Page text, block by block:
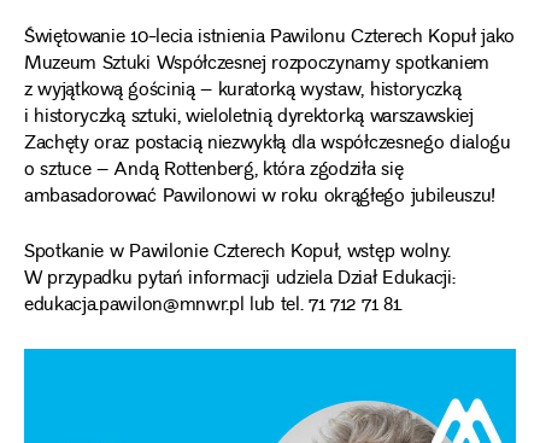
Świętowanie 10-lecia istnienia Pawilonu Czterech Kopuł jako
Muzeum Sztuki Współczesnej rozpoczynamy spotkaniem
z wyjątkową gościnią – kuratorką wystaw, historyczką
i historyczką sztuki, wieloletnią dyrektorką warszawskiej
Zachęty oraz postacią niezwykłą dla współczesnego dialogu
o sztuce – Andą Rottenberg, która zgodziła się
ambasadorować Pawilonowi w roku okrągłego jubileuszu!
Spotkanie w Pawilonie Czterech Kopuł, wstęp wolny.
W przypadku pytań informacji udziela Dział Edukacji:
edukacja.pawilon@mnwr.pl lub tel. 71 712 71 81.